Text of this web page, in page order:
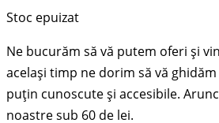
Stoc epuizat